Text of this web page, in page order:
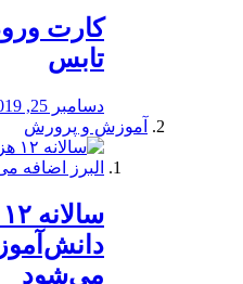
کارت
تابس
دسامبر 25, 2019
آموزش و پرورش
می‌شود